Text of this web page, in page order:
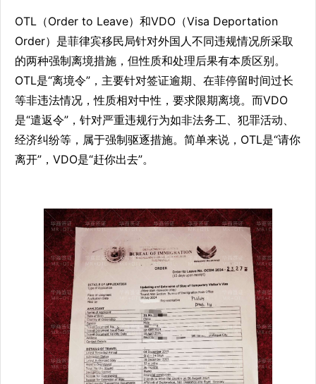
OTL（Order to Leave）和VDO（Visa Deportation
Order）是菲律宾移民局针对外国人不同违规情况所采取
的两种强制离境措施，但性质和处理后果有本质区别。
OTL是“离境令”，主要针对签证逾期、在菲停留时间过长
等非违法情况，性质相对中性，要求限期离境。而VDO
是“遣返令”，针对严重违规行为如非法务工、犯罪活动、
经济纠纷等，属于强制驱逐措施。简单来说，OTL是“请你
离开”，VDO是“赶你出去”。